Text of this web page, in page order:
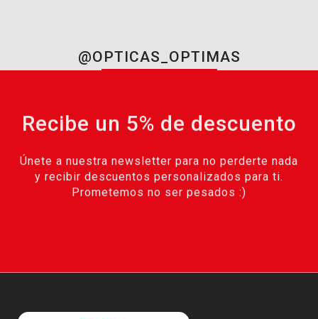
@OPTICAS_OPTIMAS
Recibe un 5% de descuento
Únete a nuestra newsletter para no perderte nada
y recibir descuentos personalizados para ti.
Prometemos no ser pesados :)